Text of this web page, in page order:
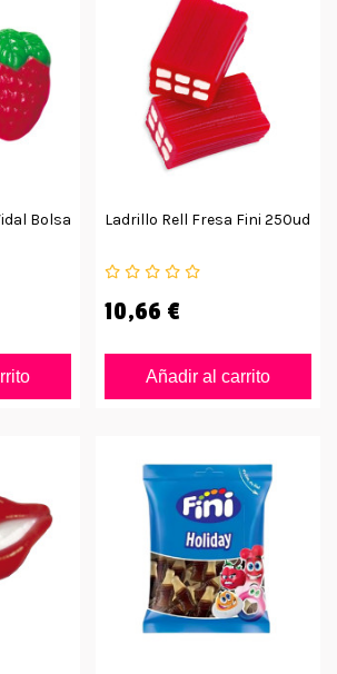
Bolsa
Ladrillo Rell Fresa Fini 250ud
10,66 €
Añadir al carrito